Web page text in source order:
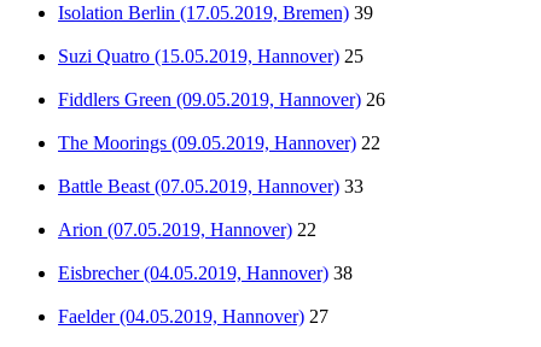
Isolation Berlin (17.05.2019, Bremen) 39
Suzi Quatro (15.05.2019, Hannover) 25
Fiddlers Green (09.05.2019, Hannover) 26
The Moorings (09.05.2019, Hannover) 22
Battle Beast (07.05.2019, Hannover) 33
Arion (07.05.2019, Hannover) 22
Eisbrecher (04.05.2019, Hannover) 38
Faelder (04.05.2019, Hannover) 27